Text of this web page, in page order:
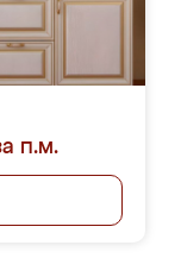
п.м.